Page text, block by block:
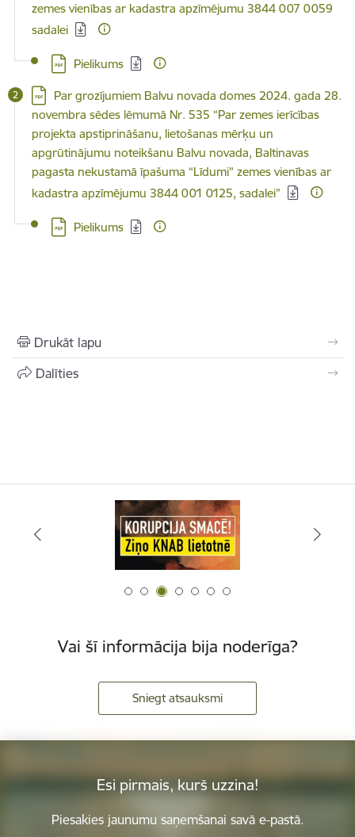
zemes vienības ar kadastra apzīmējumu 3844 007 0059
sadalei
Lejupielādēt:
Pielikums
Lejupielādēt:
Par grozījumiem Balvu novada domes 2024. gada 28.
novembra sēdes lēmumā Nr. 535 “Par zemes ierīcības
projekta apstiprināšanu, lietošanas mērķu un
apgrūtinājumu noteikšanu Balvu novada, Baltinavas
pagasta nekustamā īpašuma “Līdumi” zemes vienības ar
kadastra apzīmējumu 3844 001 0125, sadalei”
Lejupielādēt:
Pielikums
Drukāt lapu
Dalīties
Vai šī informācija bija noderīga?
Sniegt atsauksmi
Esi pirmais, kurš uzzina!
Piesakies jaunumu saņemšanai savā e-pastā.